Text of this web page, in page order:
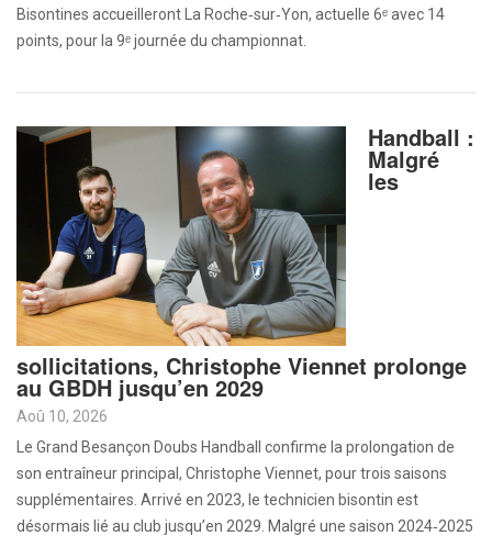
Bisontines accueilleront La Roche‑sur‑Yon, actuelle 6ᵉ avec 14
points, pour la 9ᵉ journée du championnat.
Handball :
Malgré
les
sollicitations, Christophe Viennet prolonge
au GBDH jusqu’en 2029
Aoû 10, 2026
Le Grand Besançon Doubs Handball confirme la prolongation de
son entraîneur principal, Christophe Viennet, pour trois saisons
supplémentaires. Arrivé en 2023, le technicien bisontin est
désormais lié au club jusqu’en 2029. Malgré une saison 2024‑2025